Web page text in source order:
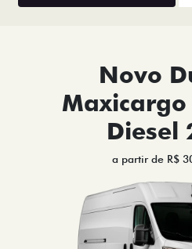
Novo
Diesel
a partir de R$